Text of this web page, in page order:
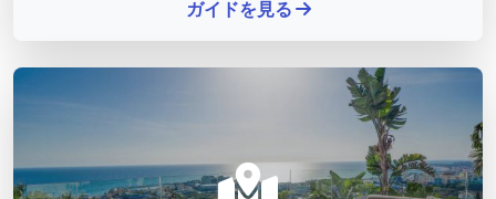
ガイドを見る